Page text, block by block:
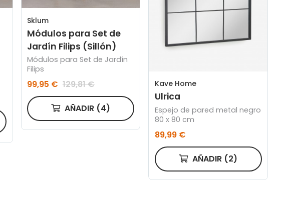
Sklum
Módulos para Set de
Jardín Filips (Sillón)
Módulos para Set de Jardín
Filips
99,95 € 129,81 €
AÑADIR (4)
Kave Home
Ulrica
Espejo de pared metal negro
80 x 80 cm
89,99 €
AÑADIR (2)